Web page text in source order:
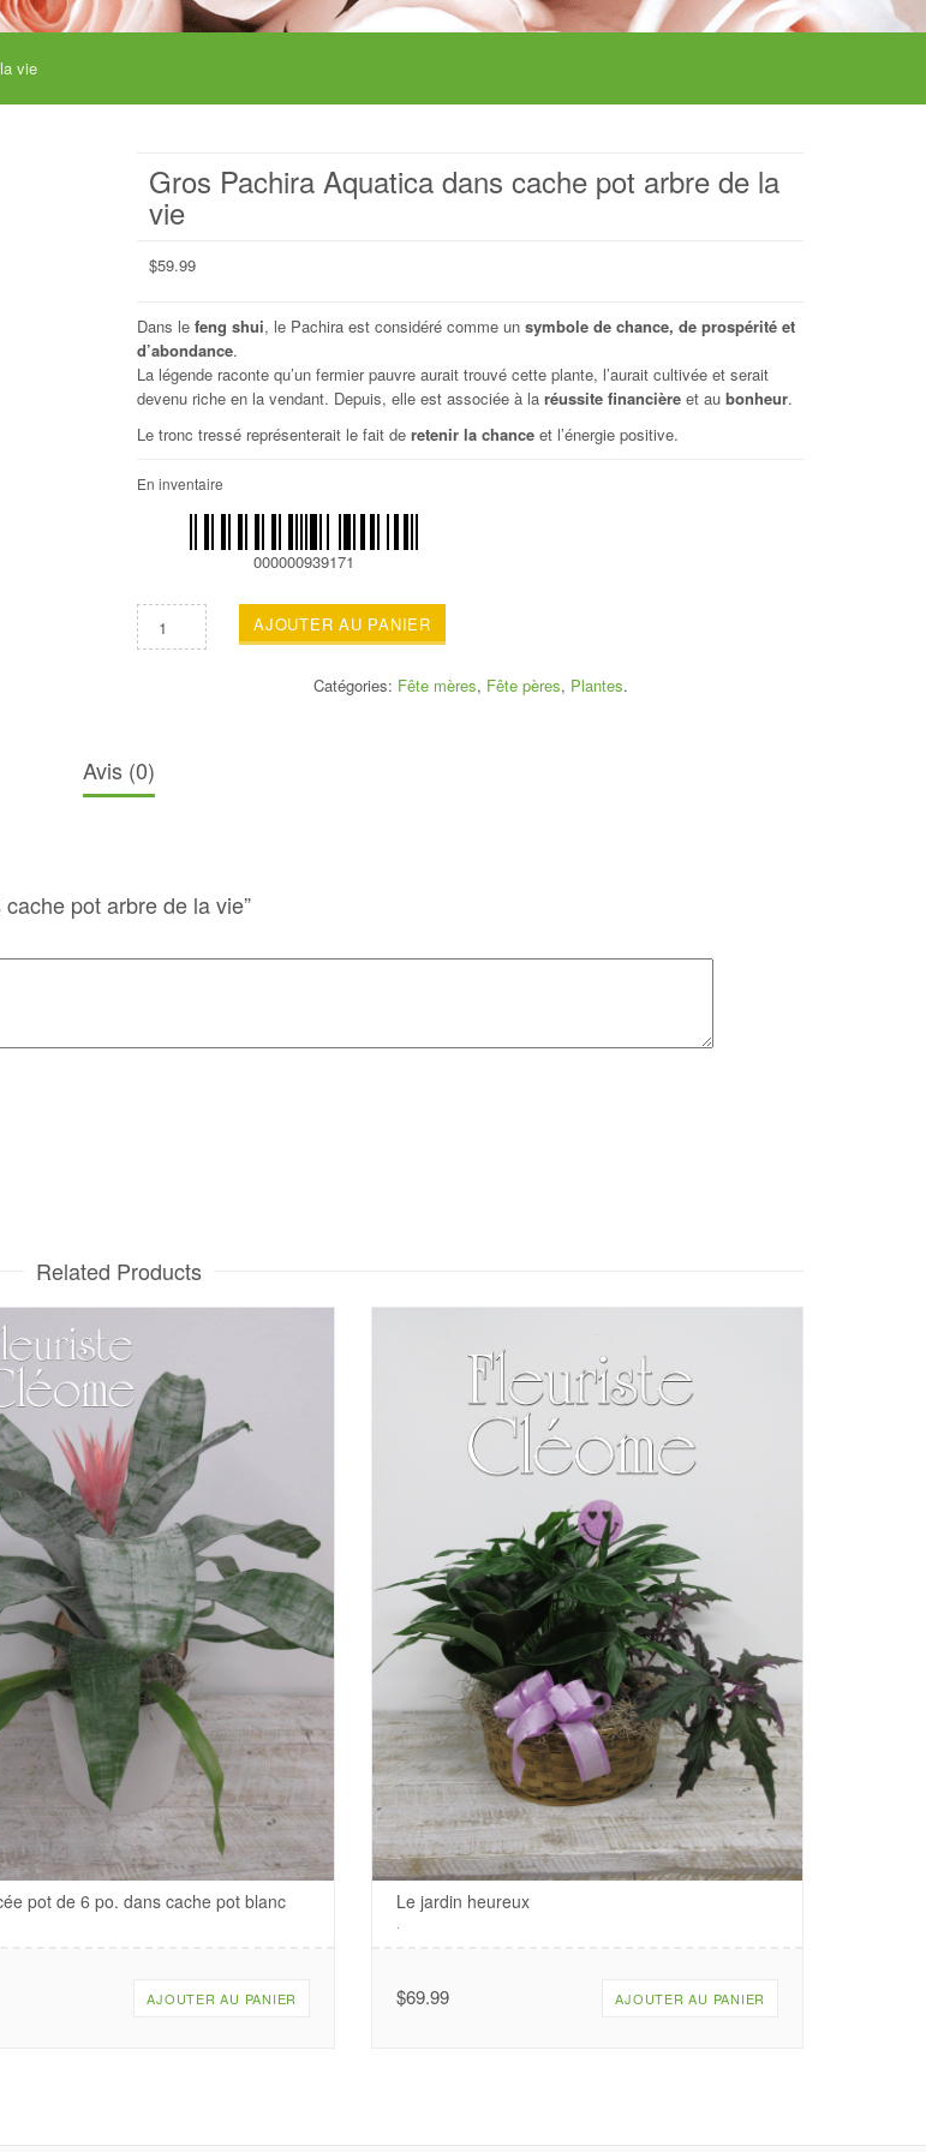
vie
Gros Pachira Aquatica dans cache pot arbre de la
vie
$59.99
Dans le feng shui, le Pachira est considéré comme un symbole de chance, de prospérité et
d’abondance.
La légende raconte qu’un fermier pauvre aurait trouvé cette plante, l’aurait cultivée et serait
devenu riche en la vendant. Depuis, elle est associée à la réussite financière et au bonheur.
Le tronc tressé représenterait le fait de retenir la chance et l’énergie positive.
En inventaire
000000939171
AJOUTER AU PANIER
Catégories: Fête mères, Fête pères, Plantes.
Avis (0)
pot arbre de la vie”
Related Products
pot de 6 po. dans cache pot blanc
AJOUTER AU PANIER
Le jardin heureux
.
$69.99 AJOUTER AU PANIER